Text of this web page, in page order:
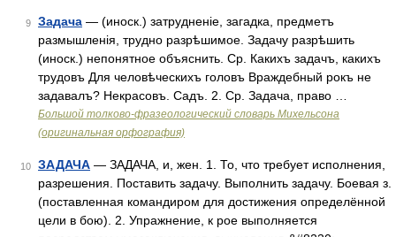
9 Задача — (иноск.) затрудненіе, загадка, предметъ
размышленія, трудно разрѣшимое. Задачу разрѣшить
(иноск.) непонятное объяснить. Ср. Какихъ задачъ, какихъ
трудовъ Для человѣческихъ головъ Враждебный рокъ не
задавалъ? Некрасовъ. Садъ. 2. Ср. Задача, право …
Большой толково-фразеологический словарь Михельсона
(оригинальная орфография)
10 ЗАДАЧА — ЗАДАЧА, и, жен. 1. То, что требует исполнения,
разрешения. Поставить задачу. Выполнить задачу. Боевая з.
(поставленная командиром для достижения определённой
цели в бою). 2. Упражнение, к рое выполняется